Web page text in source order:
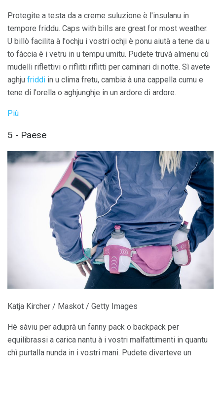
Protegite a testa da a creme suluzione è l'insulanu in
tempore friddu. Caps with bills are great for most weather.
U billò facilita à l'ochju i vostri ochji è ponu aiutà a tene da u
to fàccia è i vetru in u tempu umitu. Pudete truvà almenu cù
mudelli riflettivi o riflitti riflitti per caminari di notte. Sì avete
aghju friddi in u clima fretu, cambia à una cappella cumu e
tene di l'orella o aghjunghje in un ardore di ardore.
Più
5 - Paese
Katja Kircher / Maskot / Getty Images
Hè sàviu per aduprà un fanny pack o backpack per
equilibrassi a carica nantu à i vostri malfattimenti in quantu
chì purtalla nunda in i vostri mani. Pudete diverteve un